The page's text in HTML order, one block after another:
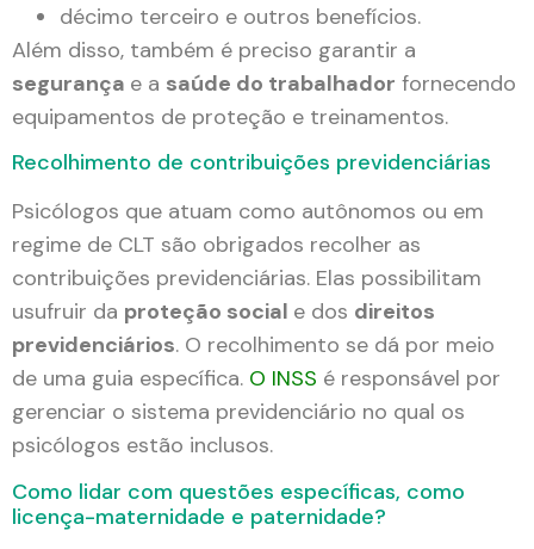
décimo terceiro e outros benefícios.
Além disso, também é preciso garantir a
segurança e a saúde do trabalhador fornecendo
equipamentos de proteção e treinamentos.
Recolhimento de contribuições previdenciárias
Psicólogos que atuam como autônomos ou em
regime de CLT são obrigados recolher as
contribuições previdenciárias. Elas possibilitam
usufruir da proteção social e dos direitos
previdenciários. O recolhimento se dá por meio
de uma guia específica. O INSS é responsável por
gerenciar o sistema previdenciário no qual os
psicólogos estão inclusos.
Como lidar com questões específicas, como
licença-maternidade e paternidade?